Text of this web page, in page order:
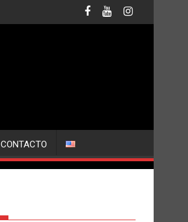
CONTACTO